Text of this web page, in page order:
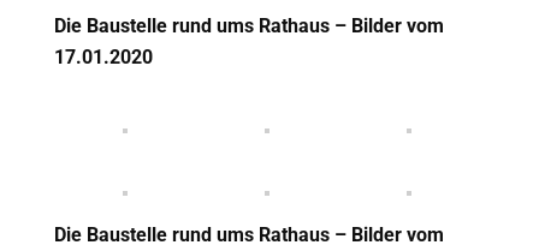
Die Baustelle rund ums Rathaus – Bilder vom
17.01.2020
Die Baustelle rund ums Rathaus – Bilder vom